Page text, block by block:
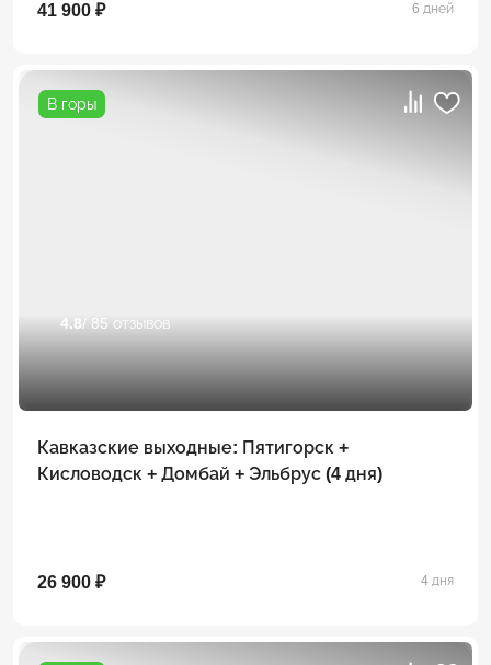
41 900 ₽ 6 дней
В горы
4.8/ 85 отзывов
Кавказские выходные: Пятигорск +
Кисловодск + Домбай + Эльбрус (4 дня)
26 900 ₽ 4 дня